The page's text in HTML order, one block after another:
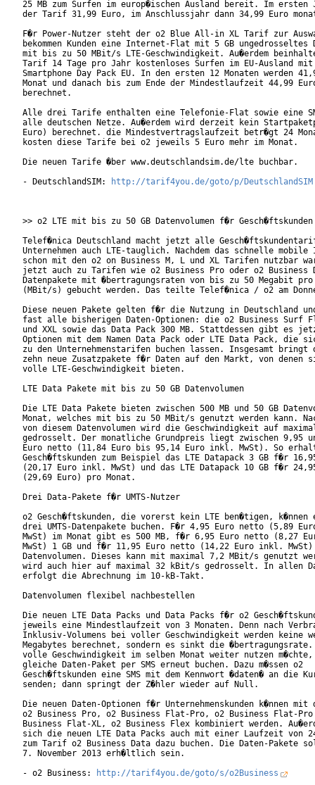
25 MB zum Surfen im europ�ischen Ausland bereit. Im ersten
der Tarif 31,99 Euro, im Anschlussjahr dann 34,99 Euro
F�r Power-Nutzer steht der o2 Blue All-in XL Tarif zur
bekommen Kunden eine Internet-Flat mit 5 GB ungedrosseltes
mit bis zu 50 MBit/s LTE-Geschwindigkeit. Au�erdem
Tarif 14 Tage pro Jahr kostenloses Surfen im EU-Ausland mit
Smartphone Day Pack EU. In den ersten 12 Monaten werden
Monat und danach bis zum Ende der Mindestlaufzeit 44,99
berechnet.
Alle drei Tarife enthalten eine Telefonie-Flat sowie eine
alle deutschen Netze. Au�erdem wird derzeit kein
Euro) berechnet. die Mindestvertragslaufzeit betr�gt 24
kosten diese Tarife bei o2 jeweils 5 Euro mehr im Monat.
Die neuen Tarife �ber www.deutschlandsim.de/lte buchbar.
- DeutschlandSIM:
http://tarif4you.de/goto/p/DeutschlandSIM
>> o2 LTE mit bis zu 50 GB Datenvolumen f�r Gesch�ftskunden
Telef�nica Deutschland macht jetzt alle
Unternehmen auch LTE-tauglich. Nachdem das schnelle
schon mit den o2 on Business M, L und XL Tarifen nutzbar
jetzt auch zu Tarifen wie o2 Business Pro oder o2 Business
Datenpakete mit �bertragungsraten von bis zu 50 Megabit pro
(MBit/s) gebucht werden. Das teilte Telef�nica / o2 am
Diese neuen Pakete gelten f�r die Nutzung in Deutschland
fast alle bisherigen Daten-Optionen: die o2 Business Surf
und XXL sowie das Data Pack 300 MB. Stattdessen gibt es
Optionen mit dem Namen Data Pack oder LTE Data Pack, die
zu den Unternehmenstarifen buchen lassen. Insgesamt bringt
zehn neue Zusatzpakete f�r Daten auf den Markt, von denen
volle LTE-Geschwindigkeit bieten.
LTE Data Pakete mit bis zu 50 GB Datenvolumen
Die LTE Data Pakete bieten zwischen 500 MB und 50 GB
Monat, welches mit bis zu 50 MBit/s genutzt werden kann.
von diesem Datenvolumen wird die Geschwindigkeit auf
gedrosselt. Der monatliche Grundpreis liegt zwischen 9,95
Euro netto (11,84 Euro bis 95,14 Euro inkl. MwSt). So
Gesch�ftskunden zum Beispiel das LTE Datapack 3 GB f�r
(20,17 Euro inkl. MwSt) und das LTE Datapack 10 GB f�r
(29,69 Euro) pro Monat.
Drei Data-Pakete f�r UMTS-Nutzer
o2 Gesch�ftskunden, die vorerst kein LTE ben�tigen, k�nnen
drei UMTS-Datenpakete buchen. F�r 4,95 Euro netto (5,89
MwSt) im Monat gibt es 500 MB, f�r 6,95 Euro netto (8,27
MwSt) 1 GB und f�r 11,95 Euro netto (14,22 Euro inkl. MwSt)
Datenvolumen. Dieses kann mit maximal 7,2 MBit/s genutzt
wird auch hier auf maximal 32 kBit/s gedrosselt. In allen
erfolgt die Abrechnung im 10-kB-Takt.
Datenvolumen flexibel nachbestellen
Die neuen LTE Data Packs und Data Packs f�r o2
jeweils eine Mindestlaufzeit von 3 Monaten. Denn nach
Inklusiv-Volumens bei voller Geschwindigkeit werden keine
Megabytes berechnet, sondern es sinkt die �bertragungsrate.
volle Geschwindigkeit im selben Monat weiter nutzen m�chte,
gleiche Daten-Paket per SMS erneut buchen. Dazu m�ssen o2
Gesch�ftskunden eine SMS mit dem Kennwort �daten� an die
senden; dann springt der Z�hler wieder auf Null.
Die neuen Daten-Optionen f�r Unternehmenskunden k�nnen
o2 Business Pro, o2 Business Flat-Pro, o2 Business Flat-
Business Flat-XL, o2 Business Flex kombiniert werden.
sich die neuen LTE Data Packs auch mit einer Laufzeit von
zum Tarif o2 Business Data dazu buchen. Die Daten-Pakete
7. November 2013 erh�ltlich sein.
- o2 Business:
http://tarif4you.de/goto/s/o2Business